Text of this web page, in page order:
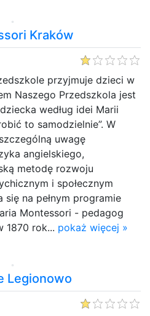
Kraków
przyjmuje dzieci w
Naszego Przedszkola jest
według idei Marii
to samodzielnie”. W
uwagę
angielskiego,
metodę rozwoju
i społecznym
na pełnym programie
Montessori - pedagog
1870 rok... pokaż więcej »
Legionowo